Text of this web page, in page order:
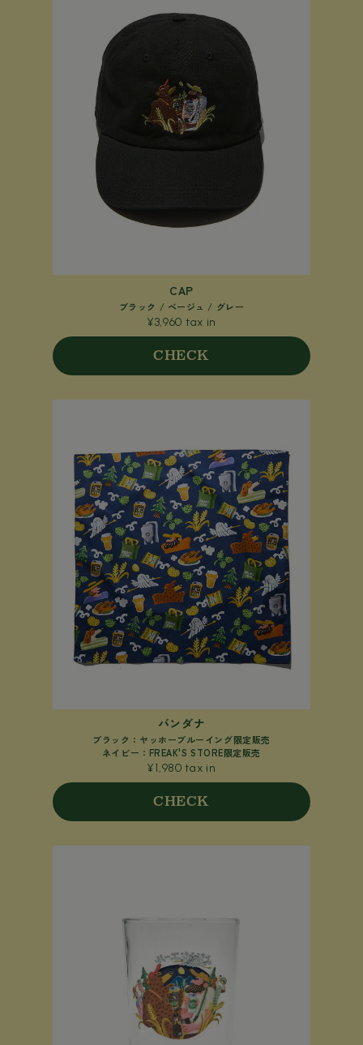
CAP
ブラック / ベージュ / グレー
¥3,960 tax in
CHECK
バンダナ
ブラック：ヤッホーブルーイング限定販売
ネイビー：FREAK'S STORE限定販売
¥1,980 tax in
CHECK